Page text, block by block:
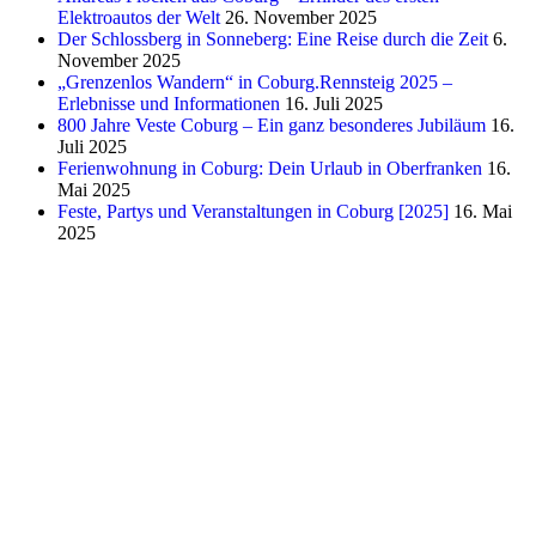
Elektroautos der Welt 26. November 2025
Der Schlossberg in Sonneberg: Eine Reise durch die Zeit 6.
November 2025
„Grenzenlos Wandern“ in Coburg.Rennsteig 2025 –
Erlebnisse und Informationen 16. Juli 2025
800 Jahre Veste Coburg – Ein ganz besonderes Jubiläum 16.
Juli 2025
Ferienwohnung in Coburg: Dein Urlaub in Oberfranken 16.
Mai 2025
Feste, Partys und Veranstaltungen in Coburg [2025] 16. Mai
2025